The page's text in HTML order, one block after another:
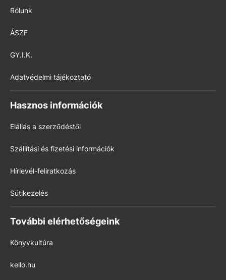
Rólunk
ÁSZF
GY.I.K.
Adatvédelmi tájékoztató
Hasznos információk
Elállás a szerződéstől
Szállítási és fizetési információk
Hírlevél-feliratkozás
Sütikezelés
További elérhetőségeink
Könyvkultúra
kello.hu